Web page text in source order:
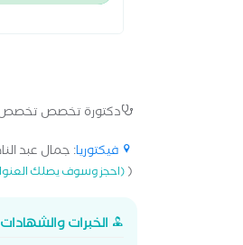
دكتورة تخصص
فيكتوريا: جمال عبد
((احجز وسوف يصلك
الخبرات